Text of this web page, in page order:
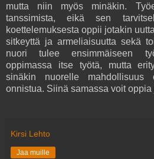
mutta niin myös minäkin.
tanssimista, eikä sen
koettelemuksesta oppii jotakin
sitkeyttä ja armeliaisuutta sekä
nuori tulee ensimmäiseen
oppimassa itse työtä, mutta
sinäkin nuorelle mahdollisuus
onnistua. Siinä samassa voit
Kirsi Lehto
Jaa muille